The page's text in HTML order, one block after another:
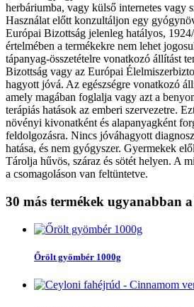
herbáriumba, vagy külső internetes vagy
Használat előtt konzultáljon egy
Európai Bizottság jelenleg hatályos,
értelmében a termékekre nem lehet
tápanyag-összetételre vonatkozó állítást
Bizottság vagy az Európai
hagyott jóvá. Az egészségre vonatkozó
amely magában foglalja vagy azt a
terápiás hatások az emberi szervezetre.
növényi kivonatként és alapanyagként
feldolgozásra. Nincs jóváhagyott
hatása, és nem gyógyszer. Gyermekek
Tárolja hűvös, száraz és sötét helyen. A
a csomagoláson van feltüntetve.
30 más termékek ugyanabban
Őrölt gyömbér 1000g